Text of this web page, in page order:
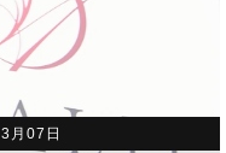
月07日